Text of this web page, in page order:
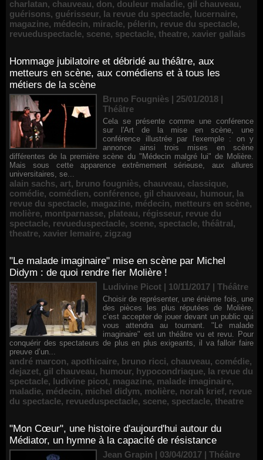
charlatan, chauveau, don, douleur maladie, gil chauveau,
guérisons, guérisseur, la revue du spectacle, lucernaire,
magazine, médecin, miracle, pélerin, revue du spectacle,
revueduspectacle, scene, spectacle, theatre, xavier gallais
Hommage jubilatoire et débridé au théâtre, aux
metteurs en scène, aux comédiens et à tous les
métiers de la scène
Bruno Fougniès | 25/01/2018 |
Théâtre
Cela se présente comme une conférence
sur l'Art de la mise en scène, une
conférence illustrée par l'exemple : on y
annonce ainsi trois mises en scène
différentes de la première scène du "Médecin malgré lui" de Molière.
Mais sous cette apparence extrêmement sérieuse, aux allures
universitaires, se...
alain sachs, art, bruno fougniès, chauveau, classique,
comédie, comédien, conférence, gil chauveau, humour, la
revue du spectacle, magazine, médecin, metteurs en scène,
molière, montparnasse, plateau, régisseur, revue du
spectacle, revueduspectacle, scene, spectacle, théâtral,
theatre, xavier lemaire, zigzag
"Le malade imaginaire" mise en scène par Michel
Didym : de quoi rendre fier Molière !
Ludivine Picot | 10/11/2017 | Théâtre
Choisir de représenter, une énième fois, une
des pièces les plus réputées de Molière,
c’est accepter de jouer devant un public qui
vous attendra au tournant. "Le malade
imaginaire" est un théâtre vu et revu. Pour
conquérir des spectateurs de plus en plus exigeants, il va falloir faire
preuve d’un...
andré marcon, apothicaire, bruno ricci, chauveau, comédie,
dejazet, gil chauveau, humour, hypocondriaque, la revue du
spectacle, ludivine picot, magazine, malade imaginaire,
maladie, médecin, michel didym, molière, norah krief, revue
du spectacle, revueduspectacle, scene, spectacle, theatre
"Mon Cœur", une histoire d'aujourd'hui autour du
Médiator, un hymne à la capacité de résistance
Jean Grapin | 03/04/2017 | Théâtre